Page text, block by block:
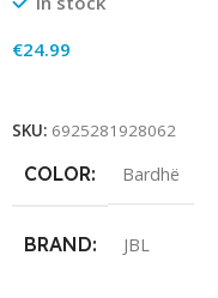
€24.99
SKU: 6925281928062
COLOR Bardhë
BRAND JBL